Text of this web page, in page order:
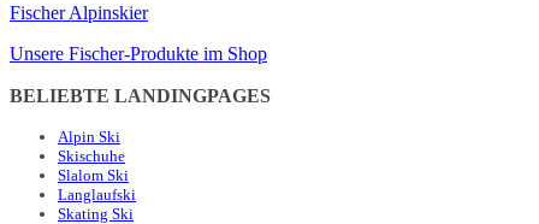
Fischer Alpinskier
Unsere Fischer-Produkte im Shop
BELIEBTE LANDINGPAGES
Alpin Ski
Skischuhe
Slalom Ski
Langlaufski
Skating Ski